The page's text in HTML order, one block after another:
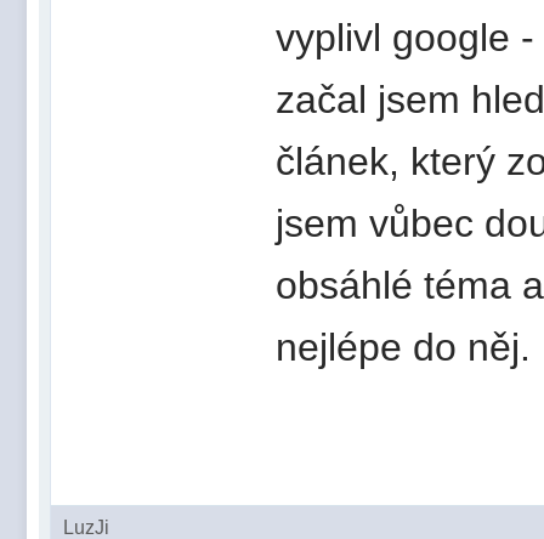
vyplivl google
začal jsem
článek, který
jsem vůbec
obsáhlé téma
nejlépe do něj.
LuzJi